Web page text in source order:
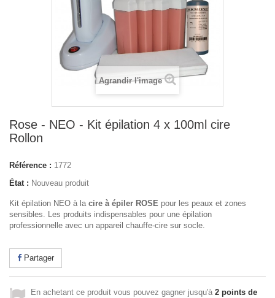
Agrandir l'image
Rose - NEO - Kit épilation 4 x 100ml cire
Rollon
Référence : 1772
État : Nouveau produit
Kit épilation NEO à la cire à épiler ROSE pour les peaux et zones
sensibles. Les produits indispensables pour une épilation
professionnelle avec un appareil chauffe-cire sur socle.
Partager
En achetant ce produit vous pouvez gagner jusqu'à 2 points de